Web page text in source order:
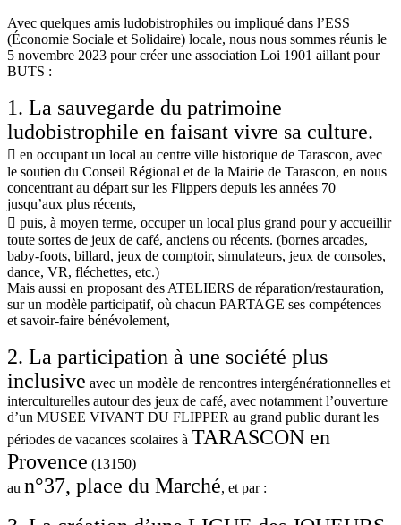
Avec quelques amis ludobistrophiles ou impliqué dans l’ESS
(Économie Sociale et Solidaire) locale, nous nous sommes réunis le
5 novembre 2023 pour créer une association Loi 1901 aillant pour
BUTS :
1. La sauvegarde du patrimoine
ludobistrophile en faisant vivre sa culture.
 en occupant un local au centre ville historique de Tarascon, avec
le soutien du Conseil Régional et de la Mairie de Tarascon, en nous
concentrant au départ sur les Flippers depuis les années 70
jusqu’aux plus récents,
 puis, à moyen terme, occuper un local plus grand pour y accueillir
toute sortes de jeux de café, anciens ou récents. (bornes arcades,
baby-foots, billard, jeux de comptoir, simulateurs, jeux de consoles,
dance, VR, fléchettes, etc.)
Mais aussi en proposant des ATELIERS de réparation/restauration,
sur un modèle participatif, où chacun PARTAGE ses compétences
et savoir-faire bénévolement,
2. La participation à une société plus
inclusive avec un modèle de rencontres intergénérationnelles et
interculturelles autour des jeux de café, avec notamment l’ouverture
d’un MUSEE VIVANT DU FLIPPER au grand public durant les
périodes de vacances scolaires à TARASCON en
Provence (13150)
au n°37, place du Marché, et par :